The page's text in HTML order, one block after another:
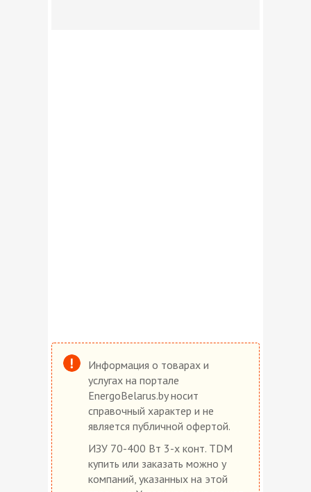
Информация о товарах и
услугах на портале
EnergoBelarus.by носит
справочный характер и не
является публичной офертой.
ИЗУ 70-400 Вт 3-х конт. TDM
купить или заказать можно у
компаний, указанных на этой